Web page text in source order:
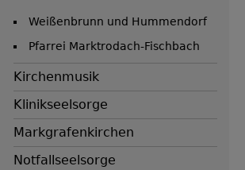
Weißenbrunn und Hummendorf
Pfarrei Marktrodach-Fischbach
Kirchenmusik
Klinikseelsorge
Markgrafenkirchen
Notfallseelsorge